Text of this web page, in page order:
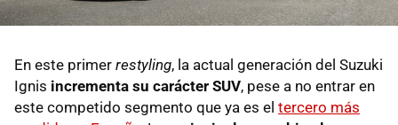
En este primer restyling, la actual generación del Suzuki
Ignis incrementa su carácter SUV, pese a no entrar en
este competido segmento que ya es el tercero más